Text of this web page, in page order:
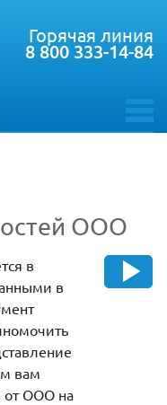
toggle
Горячая линия
8 800 333-14-84
ООО
в
в
вам
от ООО на